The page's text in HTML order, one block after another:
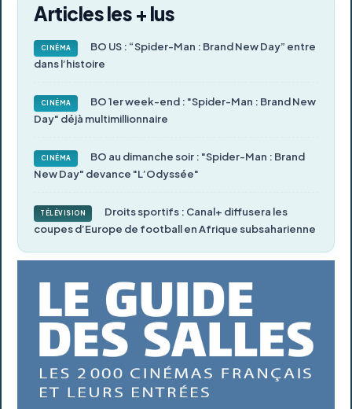
Articles les + lus
CINÉMA
BO US : “Spider-Man : Brand New Day” entre
dans l’histoire
CINÉMA
BO 1er week-end : "Spider-Man : Brand New
Day" déjà multimillionnaire
CINÉMA
BO au dimanche soir : "Spider-Man : Brand
New Day" devance "L’Odyssée"
TÉLÉVISION
Droits sportifs : Canal+ diffusera les
coupes d’Europe de football en Afrique subsaharienne